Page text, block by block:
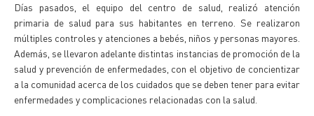
Días pasados, el equipo del centro de salud, realizó atención
primaria de salud para sus habitantes en terreno. Se realizaron
múltiples controles y atenciones a bebés, niños y personas mayores.
Además, se llevaron adelante distintas instancias de promoción de la
salud y prevención de enfermedades, con el objetivo de concientizar
a la comunidad acerca de los cuidados que se deben tener para evitar
enfermedades y complicaciones relacionadas con la salud.